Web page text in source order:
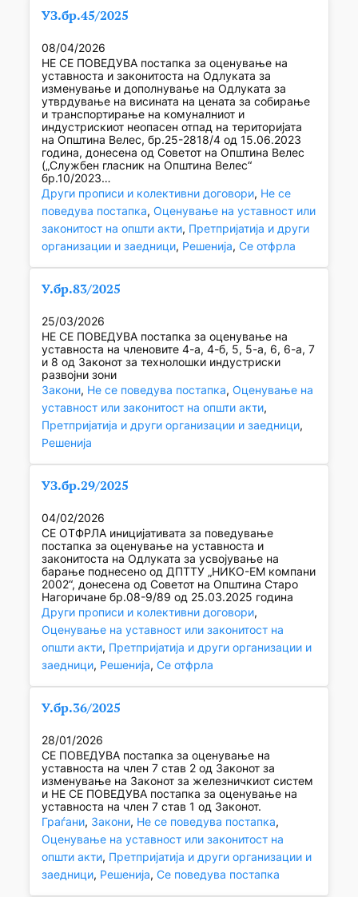
УЗ.бр.45/2025
08/04/2026
НЕ СЕ ПОВЕДУВА постапка за оценување на
уставноста и законитоста на Одлуката за
изменување и дополнување на Одлуката за
утврдување на висината на цената за собирање
и транспортирање на комуналниот и
индустрискиот неопасен отпад на територијата
на Општина Велес, бр.25-2818/4 од 15.06.2023
година, донесена од Советот на Општина Велес
(„Службен гласник на Општина Велес“
бр.10/2023…
Други прописи и колективни договори, Не се
поведува постапка, Оценување на уставност или
законитост на општи акти, Претпријатија и други
организации и заедници, Решенија, Се отфрла
У.бр.83/2025
25/03/2026
НЕ СЕ ПОВЕДУВА постапка за оценување на
уставноста на членовите 4-а, 4-б, 5, 5-а, 6, 6-а, 7
и 8 од Законот за технолошки индустриски
развојни зони
Закони, Не се поведува постапка, Оценување на
уставност или законитост на општи акти
Претпријатија и други организации и заедници
Решенија
УЗ.бр.29/2025
04/02/2026
СЕ ОТФРЛА иницијативата за поведување
постапка за оценување на уставноста и
законитоста на Одлуката за усвојување на
барање поднесено од ДПТТУ „НИКО-ЕМ компани
2002“, донесена од Советот на Општина Старо
Нагоричане бр.08-9/89 од 25.03.2025 година
Други прописи и колективни договори
Оценување на уставност или законитост на
општи акти, Претпријатија и други организации и
заедници, Решенија, Се отфрла
У.бр.36/2025
28/01/2026
СЕ ПОВЕДУВА постапка за оценување на
уставноста на член 7 став 2 од Законот за
изменување на Законот за железничкиот систем
и НЕ СЕ ПОВЕДУВА постапка за оценување на
уставноста на член 7 став 1 од Законот.
Граѓани, Закони, Не се поведува постапка
Оценување на уставност или законитост на
општи акти, Претпријатија и други организации и
заедници, Решенија, Се поведува постапка